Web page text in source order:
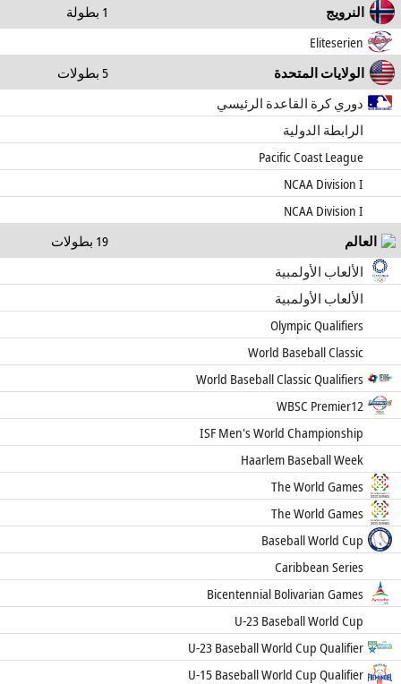
النرويج
1 بطولة
Eliteserien
الولايات المتحدة
5 بطولات
دوري كرة القاعدة الرئيسي
الرابطة الدولية
Pacific Coast League
NCAA Division I
NCAA Division I
العالم
19 بطولات
الألعاب الأولمبية
الألعاب الأولمبية
Olympic Qualifiers
World Baseball Classic
World Baseball Classic Qualifiers
WBSC Premier12
ISF Men's World Championship
Haarlem Baseball Week
The World Games
The World Games
Baseball World Cup
Caribbean Series
Bicentennial Bolivarian Games
U-23 Baseball World Cup
U-23 Baseball World Cup Qualifier
U-15 Baseball World Cup Qualifier